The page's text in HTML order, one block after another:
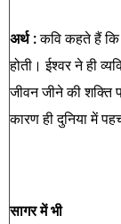
अर्थ :कवि कहते हैं कि
होती। ईश्वर ने ही
जीवन जीने की शक्ति
कारण ही दुनिया में
सागर में भी